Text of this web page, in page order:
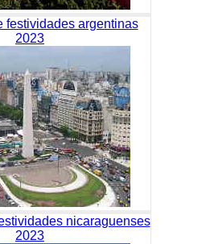
festividades argentinas
2023
nicaraguenses
2023